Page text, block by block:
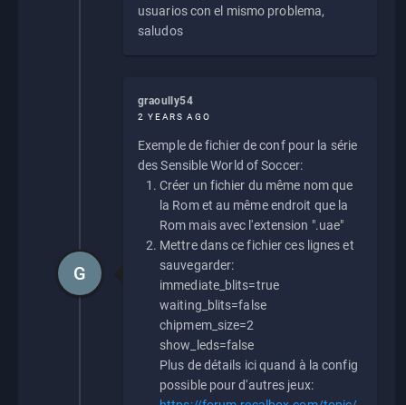
usuarios con el mismo problema,
saludos
graoully54
2 YEARS AGO
Exemple de fichier de conf pour la série
des Sensible World of Soccer:
Créer un fichier du même nom que
la Rom et au même endroit que la
Rom mais avec l'extension ".uae"
Mettre dans ce fichier ces lignes et
sauvegarder:
immediate_blits=true
waiting_blits=false
chipmem_size=2
show_leds=false
Plus de détails ici quand à la config
possible pour d'autres jeux:
G